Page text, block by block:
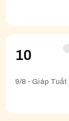
10
9/8 - Giáp Tuất